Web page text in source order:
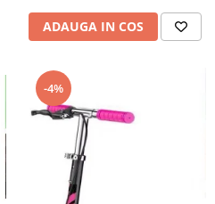
ADAUGA IN COS
-4%